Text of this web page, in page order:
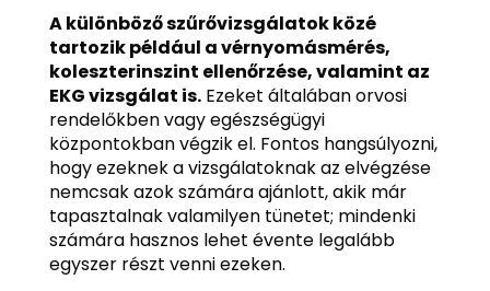
A különböző szűrővizsgálatok közé
tartozik például a vérnyomásmérés,
koleszterinszint ellenőrzése, valamint az
EKG vizsgálat is.Ezeket általában orvosi
rendelőkben vagy egészségügyi
központokban végzik el. Fontos hangsúlyozni,
hogy ezeknek a vizsgálatoknak az elvégzése
nemcsak azok számára ajánlott, akik már
tapasztalnak valamilyen tünetet; mindenki
számára hasznos lehet évente legalább
egyszer részt venni ezeken.